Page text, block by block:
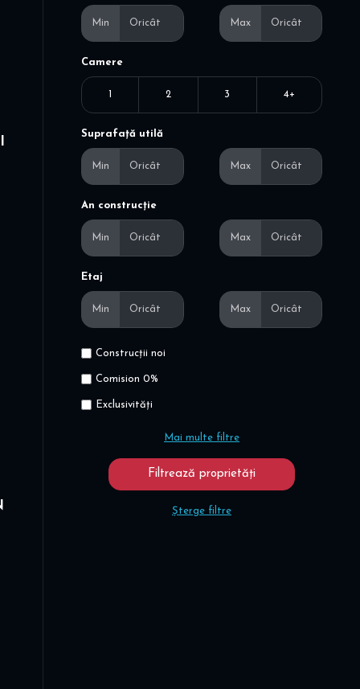
Min Max
Camere
1 2 3 4+
Suprafață utilă
Min Max
An construcție
Min Max
Etaj
Min Max
Construcții noi
Comision 0%
Exclusivități
Mai multe filtre
Șterge filtre